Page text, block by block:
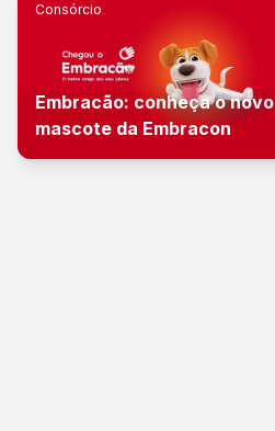
Consórcio
Embracão: conheça o novo
mascote da Embracon